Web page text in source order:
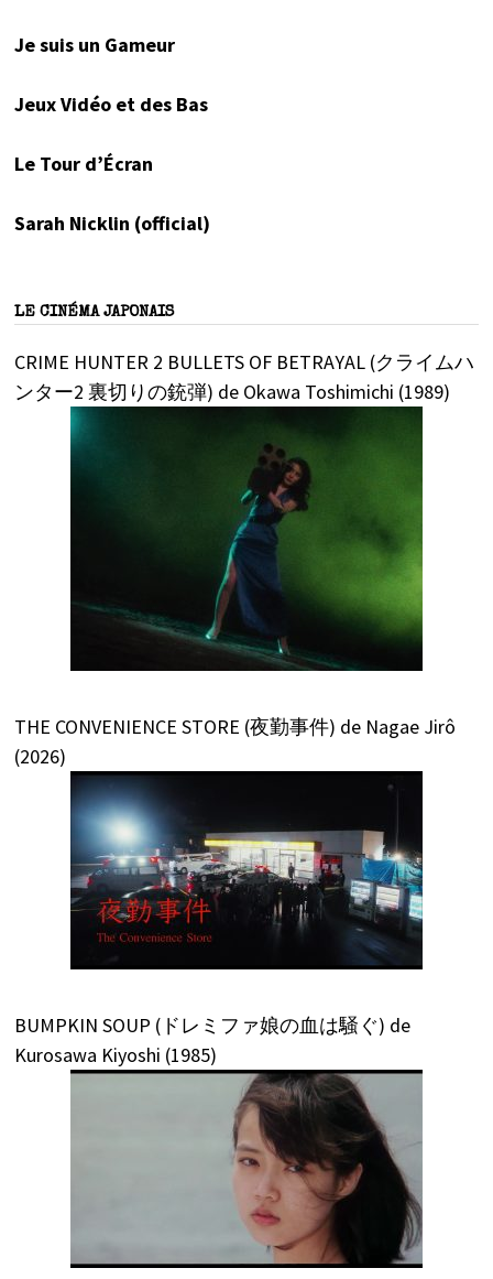
Je suis un Gameur
Jeux Vidéo et des Bas
Le Tour d’Écran
Sarah Nicklin (official)
LE CINÉMA JAPONAIS
CRIME HUNTER 2 BULLETS OF BETRAYAL (クライムハ
ンター2 裏切りの銃弾) de Okawa Toshimichi (1989)
THE CONVENIENCE STORE (夜勤事件) de Nagae Jirô
(2026)
BUMPKIN SOUP (ドレミファ娘の血は騒ぐ) de
Kurosawa Kiyoshi (1985)